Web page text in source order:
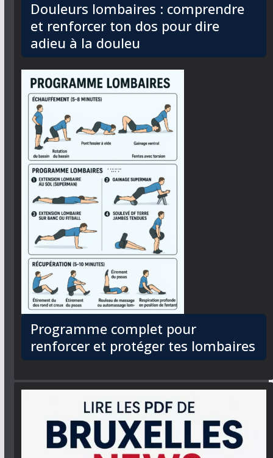
Douleurs lombaires : comprendre
et renforcer ton dos pour dire
adieu à la douleu
Programme complet pour
renforcer et protéger tes lombaires